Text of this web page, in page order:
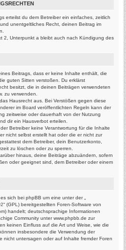
erteilst du dem Betreiber ein einfaches, zeitlich
unentgeltliches Recht, deinen Beitrag im
2, Unterpunkt a bleibt auch nach Kündigung des
Beitrags, dass er keine Inhalte enthält, die
guten Sitten verstoßen. Du erklärst
besitzt, die in deinen Beiträgen verwendeten
zu verwenden.
Hausrecht aus. Bei Verstößen gegen diese
im Board veröffentlichten Regeln kann der
zeitweise oder dauerhaft von der Nutzung
dir ein Hausverbot erteilen.
Betreiber keine Verantwortung für die Inhalte
nicht selbst erstellt hat oder die er nicht zur
dem Betreiber, dein Benutzerkonto,
zu löschen oder zu sperren.
hinaus, deine Beiträge abzuändern, sofern
oder geeignet sind, dem Betreiber oder einem
sich bei phpBB um eine unter der „
“ (GPL) bereitgestellten Foren-Software von
handelt; deutschsprachige Informationen
Community unter www.phpbb.de zur
keinen Einfluss auf die Art und Weise, wie die
insbesondere die Verwendung der
nicht untersagen oder auf Inhalte fremder Foren